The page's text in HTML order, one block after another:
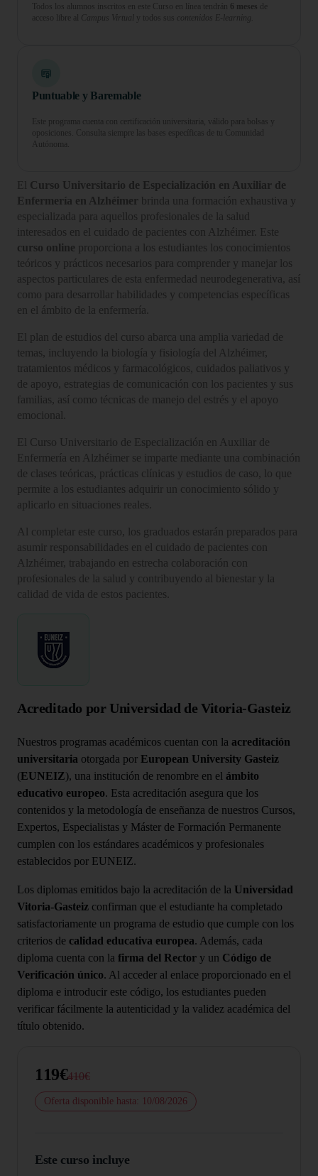
Todos los alumnos inscritos en este Curso en línea tendrán 6 meses de
acceso libre al Campus Virtual y todos sus contenidos E-learning.
Puntuable y Baremable
Este programa cuenta con certificación universitaria, válido para bolsas y
oposiciones. Consulta siempre las bases específicas de tu Comunidad
Autónoma.
El Curso Universitario de Especialización en Auxiliar de
Enfermería en Alzhéimer brinda una formación exhaustiva y
especializada para aquellos profesionales de la salud
interesados en el cuidado de pacientes con Alzhéimer. Este
curso online proporciona a los estudiantes los conocimientos
teóricos y prácticos necesarios para comprender y manejar los
aspectos particulares de esta enfermedad neurodegenerativa, así
como para desarrollar habilidades y competencias específicas
en el ámbito de la enfermería.
El plan de estudios del curso abarca una amplia variedad de
temas, incluyendo la biología y fisiología del Alzhéimer,
tratamientos médicos y farmacológicos, cuidados paliativos y
de apoyo, estrategias de comunicación con los pacientes y sus
familias, así como técnicas de manejo del estrés y el apoyo
emocional.
El Curso Universitario de Especialización en Auxiliar de
Enfermería en Alzhéimer se imparte mediante una combinación
de clases teóricas, prácticas clínicas y estudios de caso, lo que
permite a los estudiantes adquirir un conocimiento sólido y
aplicarlo en situaciones reales.
Al completar este curso, los graduados estarán preparados para
asumir responsabilidades en el cuidado de pacientes con
Alzhéimer, trabajando en estrecha colaboración con
profesionales de la salud y contribuyendo al bienestar y la
calidad de vida de estos pacientes.
Acreditado por Universidad de Vitoria-Gasteiz
Nuestros programas académicos cuentan con la acreditación
universitaria otorgada por European University Gasteiz
(EUNEIZ), una institución de renombre en el ámbito
educativo europeo. Esta acreditación asegura que los
contenidos y la metodología de enseñanza de nuestros Cursos,
Expertos, Especialistas y Máster de Formación Permanente
cumplen con los estándares académicos y profesionales
establecidos por EUNEIZ.
Los diplomas emitidos bajo la acreditación de la Universidad
Vitoria-Gasteiz confirman que el estudiante ha completado
satisfactoriamente un programa de estudio que cumple con los
criterios de calidad educativa europea. Además, cada
diploma cuenta con la firma del Rector y un Código de
Verificación único. Al acceder al enlace proporcionado en el
diploma e introducir este código, los estudiantes pueden
verificar fácilmente la autenticidad y la validez académica del
título obtenido.
119€410€
Oferta disponible hasta: 10/08/2026
Este curso incluye